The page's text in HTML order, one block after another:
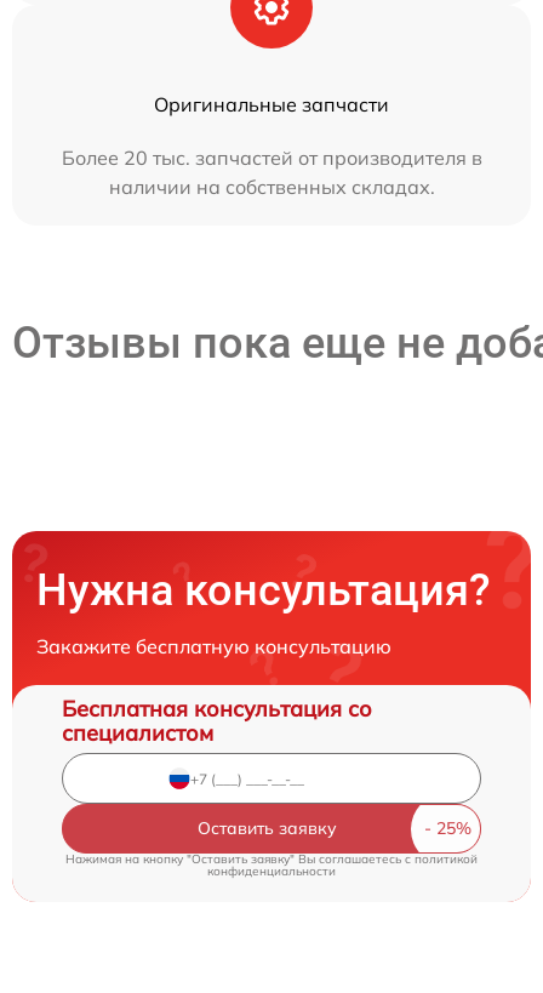
Оригинальные запчасти
Более 20 тыс. запчастей от производителя в
наличии на собственных складах.
Отзывы пока еще не
Нужна консультация?
Закажите бесплатную консультацию
Бесплатная консультация со
специалистом
Оставить заявку
Нажимая на кнопку "Оставить заявку" Вы соглашаетесь c политикой
конфиденциальности